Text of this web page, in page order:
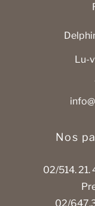
Lu-
Nos
02/514. 21.
02/